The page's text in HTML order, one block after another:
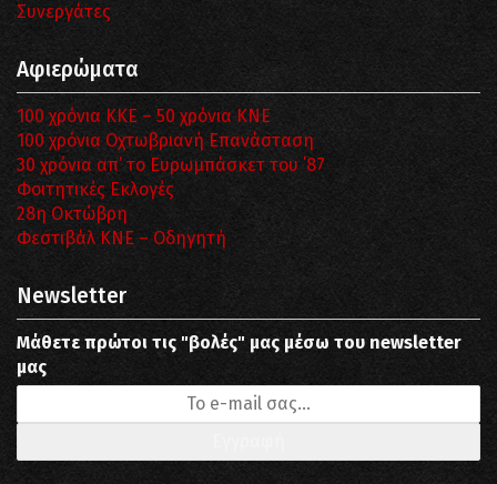
Συνεργάτες
Αφιερώματα
100 χρόνια ΚΚΕ – 50 χρόνια ΚΝΕ
100 χρόνια Οχτωβριανή Επανάσταση
30 χρόνια απ’ το Ευρωμπάσκετ του ΄87
Φοιτητικές Εκλογές
28η Οκτώβρη
Φεστιβάλ ΚΝΕ – Οδηγητή
Newsletter
Μάθετε πρώτοι τις "βολές" μας μέσω του newsletter
μας